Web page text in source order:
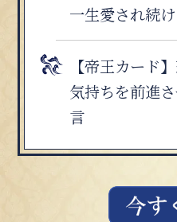
一生愛され続
【帝王カード
気持ちを前進
言